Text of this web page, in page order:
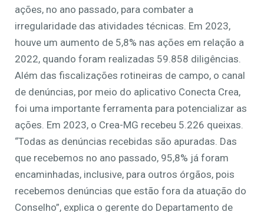
ações, no ano passado, para combater a
irregularidade das atividades técnicas. Em 2023,
houve um aumento de 5,8% nas ações em relação a
2022, quando foram realizadas 59.858 diligências.
Além das fiscalizações rotineiras de campo, o canal
de denúncias, por meio do aplicativo Conecta Crea,
foi uma importante ferramenta para potencializar as
ações. Em 2023, o Crea-MG recebeu 5.226 queixas.
“Todas as denúncias recebidas são apuradas. Das
que recebemos no ano passado, 95,8% já foram
encaminhadas, inclusive, para outros órgãos, pois
recebemos denúncias que estão fora da atuação do
Conselho”, explica o gerente do Departamento de